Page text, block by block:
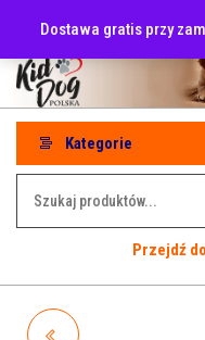
treści
Dostawa gratis przy
Kategorie
Przejdź